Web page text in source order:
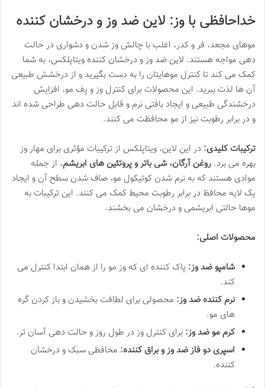
خداحافظی با وز: لاین ضد وز و درخشان کننده
موهای مجعد، فر و کدر، اغلب با چالش وز شدن و دشواری در حالت
دهی مواجه هستند. لاین ضد وز و درخشان کننده ویتاپلکس، به شما
کمک می کند تا کنترل موهایتان را به دست بگیرید و از درخشش طبیعی
آن ها لذت ببرید. این محصولات برای کنترل وز و پف مو، افزایش
درخشندگی طبیعی و ایجاد بافتی نرم و قابل حالت دهی طراحی شده اند
و در برابر رطوبت نیز از مو محافظت می کنند.
ترکیبات کلیدی: در این لاین، ویتاپلکس از ترکیبات مؤثری برای مهار وز
بهره می برد. روغن آرگان، شی باتر و پروتئین های ابریشم، از جمله
موادی هستند که به نرم شدن کوتیکول مو، صاف شدن سطح آن و ایجاد
یک لایه محافظ در برابر رطوبت محیط کمک می کنند. این ترکیبات به
موها حالتی ابریشمی و درخشان می بخشند.
محصولات اصلی:
شامپو ضد وز: پاک کننده ای که وز مو را از همان ابتدا کنترل می
کند.
نرم کننده ضد وز: محصولی برای لطافت بخشیدن و باز کردن گره
های مو.
کرم مو ضد وز: برای کنترل وز در طول روز و حالت دهی آسان تر.
اسپری دو فاز ضد وز و براق کننده: محافظی سبک و درخشان
کننده.